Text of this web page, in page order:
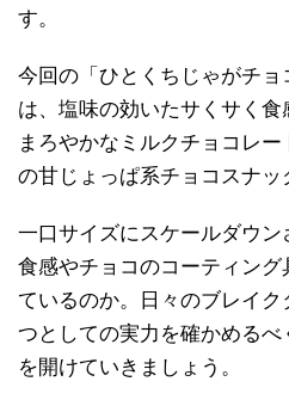
す。
今回の「ひとくちじゃがチョ
は、塩味の効いたサくサく食
まろやかなミルクチョコレ
の甘じょっぱ系チョコスナッ
一口サイズにスケールダウ
食感やチョコのコーティン
ているのか。日々のブレイ
つとしての実力を確かめる
を開けていきましょう。